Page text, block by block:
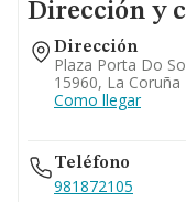
Dirección y
Dirección
Plaza Porta Do
15960, La Coruña
Como llegar
Teléfono
981872105